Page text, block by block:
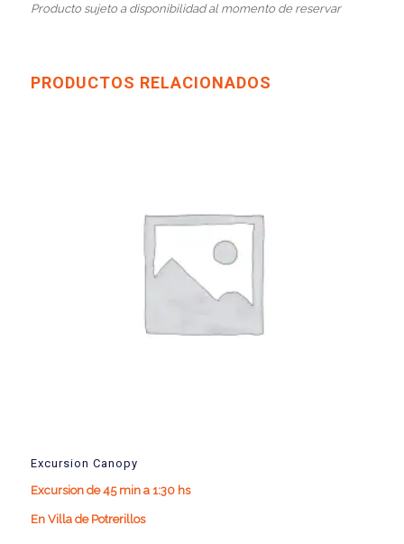
Producto sujeto a disponibilidad al momento de reservar
PRODUCTOS RELACIONADOS
Excursion Canopy
Excursion de 45 min a 1:30 hs
En Villa de Potrerillos